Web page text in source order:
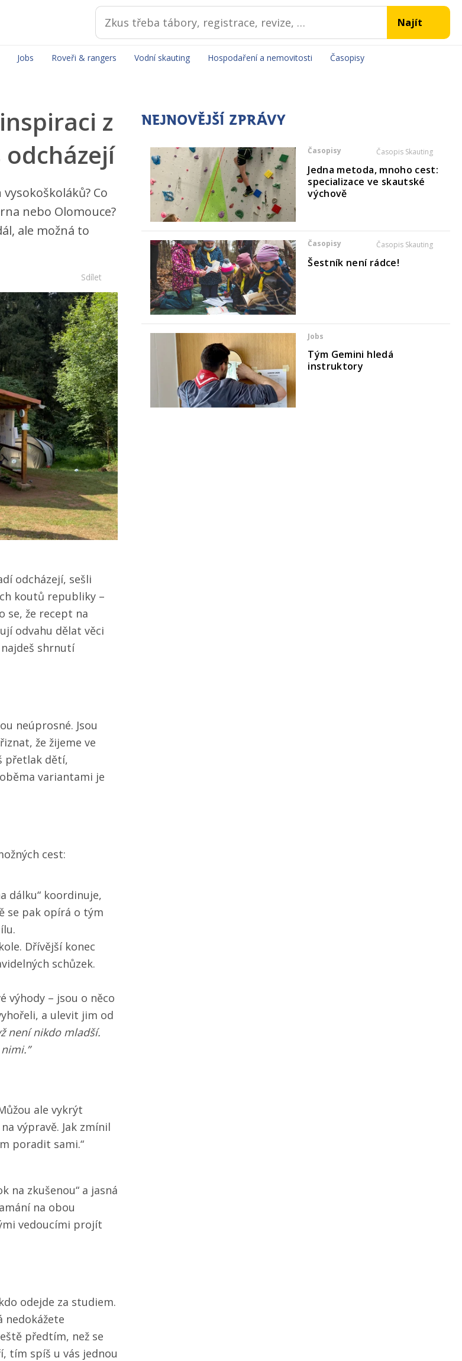
Jobs Roveři & rangers Vodní skauting Hospodaření a nemovitosti Časopisy
z
Co
nebo Olomouce?
ale možná to
Sdílet
odcházejí, sešli
koutů republiky –
se, že recept na
odvahu dělat věci
najdeš shrnutí
neúprosné. Jsou
že žijeme ve
přetlak dětí,
variantami je
cest:
dálku“ koordinuje,
se pak opírá o tým
Dřívější konec
schůzek.
výhody – jsou o něco
a ulevit jim od
není nikdo mladší.
ale vykrýt
výpravě. Jak zmínil
poradit sami.“
na zkušenou“ a jasná
na obou
vedoucími projít
odejde za studiem.
nedokážete
předtím, než se
tím spíš u vás jednou
NEJNOVĚJŠÍ ZPRÁVY
Časopisy Časopis Skauting
Jedna metoda, mnoho cest:
specializace ve skautské
výchově
Časopisy Časopis Skauting
Šestník není rádce!
Jobs
Tým Gemini hledá
instruktory